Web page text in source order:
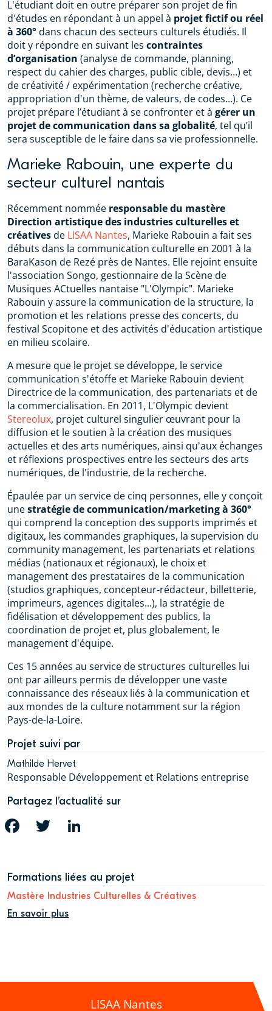
L'étudiant doit en outre préparer son projet de fin
d'études en répondant à un appel à projet fictif ou réel
à 360°dans chacun des secteurs culturels étudiés. Il
doit y répondre en suivant les contraintes
d’organisation (analyse de commande, planning,
respect du cahier des charges, public cible, devis…) et
de créativité / expérimentation (recherche créative,
appropriation d'un thème, de valeurs, de codes…). Ce
projet prépare l’étudiant à se confronter et à gérer un
projet de communication dans sa globalité, tel qu’il
sera susceptible de le faire dans sa vie professionnelle.
Marieke Rabouin, une experte du
secteur culturel nantais
Récemment nommée responsable du mastère
Direction artistique des industries culturelles et
créativesde LISAA Nantes, Marieke Rabouin a fait ses
débuts dans la communication culturelle en 2001 à la
BaraKason de Rezé près de Nantes. Elle rejoint ensuite
l'association Songo, gestionnaire de la Scène de
Musiques ACtuelles nantaise "L'Olympic". Marieke
Rabouin y assure la communication de la structure, la
promotion et les relations presse des concerts, du
festival Scopitone et des activités d'éducation artistique
en milieu scolaire.
A mesure que le projet se développe, le service
communication s'étoffe et Marieke Rabouin devient
Directrice de la communication, des partenariats et de
la commercialisation. En 2011, L'Olympic devient
Stereolux, projet culturel singulier œuvrant pour la
diffusion et le soutien à la création des musiques
actuelles et des arts numériques, ainsi qu'aux échanges
et réflexions prospectives entre les secteurs des arts
numériques, de l'industrie, de la recherche.
Épaulée par un service de cinq personnes, elle y conçoit
unestratégie de communication/marketing à 360°
qui comprend la conception des supports imprimés et
digitaux, les commandes graphiques, la supervision du
community management, les partenariats et relations
médias (nationaux et régionaux), le choix et
management des prestataires de la communication
(studios graphiques, concepteur-rédacteur, billetterie,
imprimeurs, agences digitales...), la stratégie de
fidélisation et développement des publics, la
coordination de projet et, plus globalement, le
management d'équipe.
Ces 15 années au service de structures culturelles lui
ont par ailleurs permis de développer une vaste
connaissance des réseaux liés à la communication et
aux mondes de la culture notamment sur la région
Pays-de-la-Loire.
Projet suivi par
Mathilde Hervet
Responsable Développement et Relations entreprise
Partagez l’actualité sur
FACEBOOK TWITTER
Formations liées au projet
Mastère Industries Culturelles & Créatives
En savoir plus
LISAA Nantes